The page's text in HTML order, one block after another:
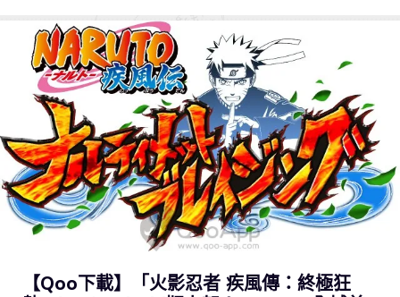
【Qoo下載】「火影忍者 疾風傳：終極狂